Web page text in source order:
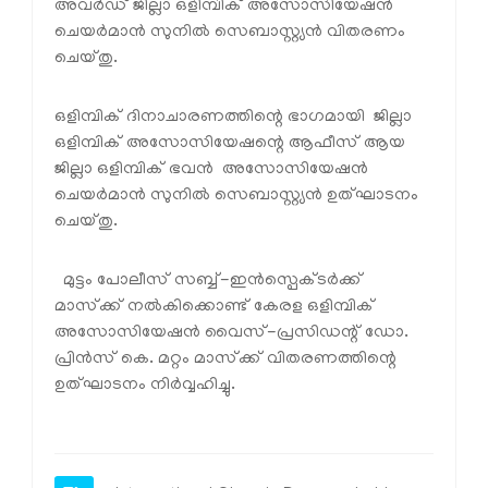
അവര്‍ഡ് ജില്ലാ ഒളിമ്പിക് അസോസിയേഷന്‍
ചെയര്‍മാന്‍ സുനില്‍ സെബാസ്റ്റ്യന്‍ വിതരണം
ചെയ്തു.
ഒളിമ്പിക് ദിനാചാരണത്തിന്റെ ഭാഗമായി ജില്ലാ
ഒളിമ്പിക് അസോസിയേഷന്റെ ആഫീസ് ആയ
ജില്ലാ ഒളിമ്പിക് ഭവന്‍ അസോസിയേഷന്‍
ചെയര്‍മാന്‍ സുനില്‍ സെബാസ്റ്റ്യന്‍ ഉത്ഘാടനം
ചെയ്തു.
മുട്ടം പോലീസ് സബ്ബ്-ഇന്‍സ്പെക്ടര്‍ക്ക്
മാസ്‌ക്ക് നല്‍കിക്കൊണ്ട് കേരള ഒളിമ്പിക്
അസോസിയേഷന്‍ വൈസ്-പ്രസിഡന്റ് ഡോ.
പ്രിന്‍സ് കെ. മറ്റം മാസ്‌ക്ക് വിതരണത്തിന്റെ
ഉത്ഘാടനം നിര്‍വ്വഹിച്ചു.